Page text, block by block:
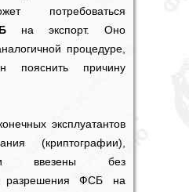
потребоваться
на экспорт. Оно
процедуре,
пояснить причину
эксплуатантов
(криптографии),
ввезены без
разрешения ФСБ на